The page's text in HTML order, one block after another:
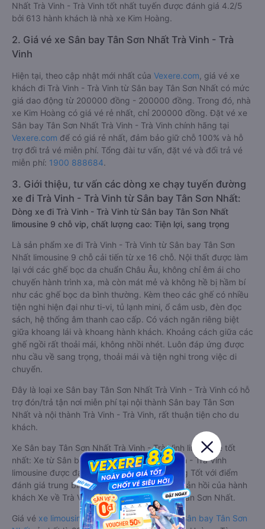
Nhất Trà Vinh - Trà Vinh tốt nhất tuyến được đánh giá 4.2/5
bởi 613 hành khách là nhà xe Kim Hoàng.
2. Giá vé xe Sân bay Tân Sơn Nhất Trà Vinh - Trà
Vinh
Hiện tại, theo cập nhật mới nhất của Vexere.com , giá vé xe
khách đi Trà Vinh - Trà Vinh từ Sân bay Tân Sơn Nhất có mức
giá dao động từ 200000 đồng - 200000 đồng. Trong đó, nhà
xe Kim Hoàng có giá vé rẻ nhất, chỉ 200000 đồng. Đặt vé xe
Sân bay Tân Sơn Nhất Trà Vinh - Trà Vinh chính hãng tại
Vexere.com để có giá rẻ nhất, đảm bảo giữ chỗ 100% và hỗ
trợ đổi trả vé miễn phí. Tổng đài tư vấn, đặt vé và đổi trả vé
miễn phí: 1900 888684.
3. Giới thiệu, tư vấn các dòng xe chạy tuyến đường
xe đi Trà Vinh - Trà Vinh từ Sân bay Tân Sơn Nhất:
Dòng xe đi Trà Vinh - Trà Vinh từ Sân bay Tân Sơn Nhất
limousine 9 chỗ vip, chất lượng cao: Tiện lợi, sang trọng
Là sản phẩm xe đi Trà Vinh - Trà Vinh từ Sân bay Tân Sơn
Nhất limousine 9 chỗ cải tiến từ xe 16 chỗ. Nội thất được làm
lại với các ghế bọc da chuẩn Châu Âu, không chỉ êm ái cho
chuyến hành trình xa, mà còn mát mẻ và không hề bị hầm bí
như các ghế bọc da bình thường. Kèm theo các ghế có nhiều
tiện nghi hiện đại như ti-vi, tủ lạnh mini, ổ cắm usb, đèn đọc
sách, hệ thống âm thanh cao cấp. Có vách ngăn riêng biệt
giữa khoang lái và khoang hành khách. Khoảng cách giữa các
ghế ngồi rất thoải mái, không nhồi nhét. Luôn đáp ứng được
nhu cầu về sang trọng, thoải mái và tiện nghi trong việc di
chuyển.
Đây là loại xe Sân bay Tân Sơn Nhất Trà Vinh - Trà Vinh có hỗ
trợ đón/trả tận nơi miễn phí tại nội thành Sân bay Tân Sơn
Nhất và nội thành Trà Vinh - Trà Vinh, rất thuận tiện cho du
khách.
Xe Sân bay Tân Sơn Nhất Trà Vinh - Trà Vinh limousine tốt
nhất: Xe từ Sân bay Tân Sơn Nhất đi Trà Vinh - Trà Vinh
limousine được đánh giá chung có chất lượng Tốt với điểm
đánh giá trung bình từ 4.2/5 dựa trên 613 phản hồi của hành
khách Xe về Trà Vinh - Trà Vinh từ Sân bay Tân Sơn Nhất.
Giá vé xe limousine đi Trà Vinh - Trà Vinh từ Sân bay Tân Sơn